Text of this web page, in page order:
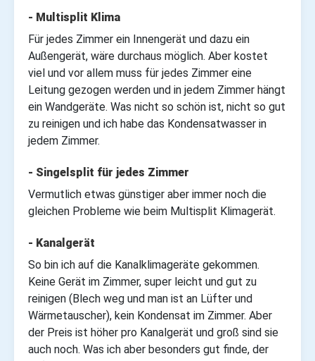
- Multisplit Klima
Für jedes Zimmer ein Innengerät und dazu ein
Außengerät, wäre durchaus möglich. Aber kostet
viel und vor allem muss für jedes Zimmer eine
Leitung gezogen werden und in jedem Zimmer hängt
ein Wandgeräte. Was nicht so schön ist, nicht so gut
zu reinigen und ich habe das Kondensatwasser in
jedem Zimmer.
- Singelsplit für jedes Zimmer
Vermutlich etwas günstiger aber immer noch die
gleichen Probleme wie beim Multisplit Klimagerät.
- Kanalgerät
So bin ich auf die Kanalklimageräte gekommen.
Keine Gerät im Zimmer, super leicht und gut zu
reinigen (Blech weg und man ist an Lüfter und
Wärmetauscher), kein Kondensat im Zimmer. Aber
der Preis ist höher pro Kanalgerät und groß sind sie
auch noch. Was ich aber besonders gut finde, der